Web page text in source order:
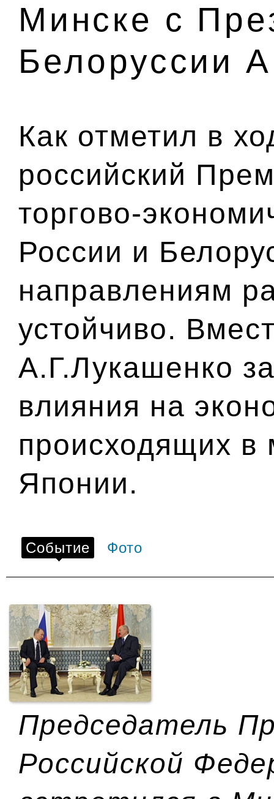
Минске с
Белоруссии
Как отметил в
российский
торгово-
России и
направлениям
устойчиво.
А.Г.Лукашенко
влияния на
происходящих в
Японии.
Событие Фото
Председатель
Российской